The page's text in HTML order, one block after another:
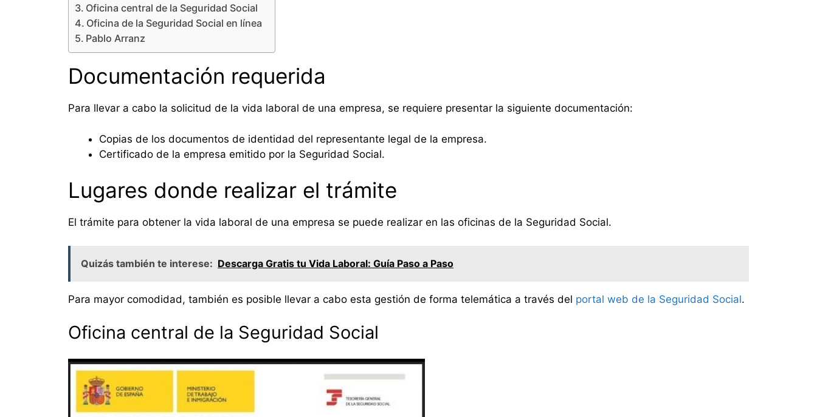
Oficina central de la Seguridad Social
Oficina de la Seguridad Social en línea
Pablo Arranz
Documentación requerida
Para llevar a cabo la solicitud de la vida laboral de una empresa, se requiere presentar la siguiente documentación:
Copias de los documentos de identidad del representante legal de la empresa.
Certificado de la empresa emitido por la Seguridad Social.
Lugares donde realizar el trámite
El trámite para obtener la vida laboral de una empresa se puede realizar en las oficinas de la Seguridad Social.
Quizás también te interese: Descarga Gratis tu Vida Laboral: Guía Paso a Paso
Para mayor comodidad, también es posible llevar a cabo esta gestión de forma telemática a través del portal web de la Seguridad Social.
Oficina central de la Seguridad Social